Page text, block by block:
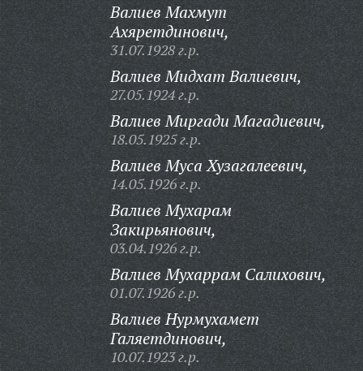
Валиев Махмут
Ахяретдинович,
31.07.1928 г.р.
Валиев Мидхат Валиевич,
27.05.1924 г.р.
Валиев Миргади Магадиевич,
18.05.1925 г.р.
Валиев Муса Хузагалеевич,
14.05.1926 г.р.
Валиев Мухарам
Закирьянович,
03.04.1926 г.р.
Валиев Мухаррам Салихович,
01.07.1926 г.р.
Валиев Нурмухамет
Галяетдинович,
10.07.1923 г.р.